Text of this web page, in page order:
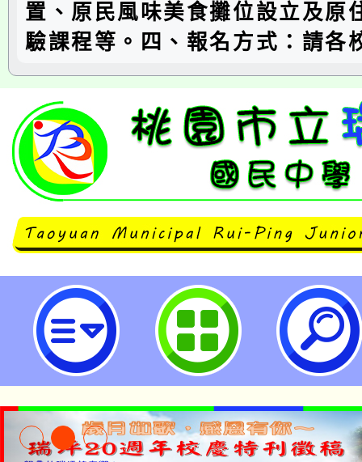
置、原民風味美食攤位設立及原
驗課程等。四、報名方式：請各
主旨：有關桃園市大溪區僑愛國民
「114學年度國民中小學本土教育
學生原住民族歲時祭儀親子聯歡暨
成果發表活動」一案，請踴躍參與
市立瑞坪國民中學